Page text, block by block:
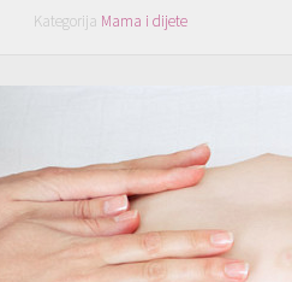
Kategorija Mama i dijete